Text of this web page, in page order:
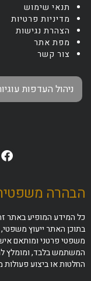
תנאי שימוש
מדיניות פרטיות
הצהרת נגישות
מפת אתר
צור קשר
ניהול העדפות
הבהרה
כל המידע המופיע באתר
בתוכן האתר ייעוץ
משפטי פרטני ומותאם
המשתמש בלבד, ומומלץ
החלטות או ביצוע